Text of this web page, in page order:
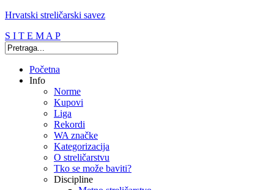
Hrvatski streličarski savez
S I T E M A P
Početna
Info
Norme
Kupovi
Liga
Rekordi
WA značke
Kategorizacija
O streličarstvu
Tko se može baviti?
Discipline